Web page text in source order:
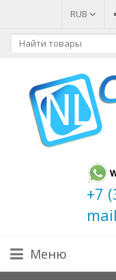
RUB
+7
Меню